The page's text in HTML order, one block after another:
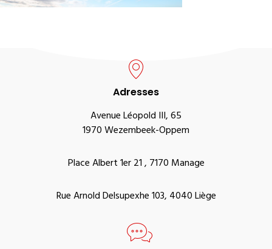
Adresses
Avenue Léopold III, 65
1970 Wezembeek-Oppem
Place Albert 1er 21 , 7170 Manage
Rue Arnold Delsupexhe 103, 4040 Liège